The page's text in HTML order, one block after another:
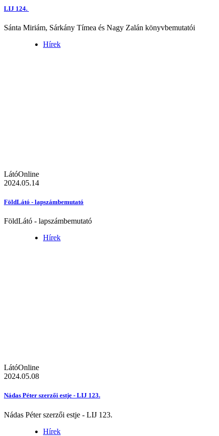
LIJ 124.
Sánta Miriám, Sárkány Tímea és Nagy Zalán könyvbemutatói
Hírek
LátóOnline
2024.05.14
FöldLátó - lapszámbemutató
FöldLátó - lapszámbemutató
Hírek
LátóOnline
2024.05.08
Nádas Péter szerzői estje - LIJ 123.
Nádas Péter szerzői estje - LIJ 123.
Hírek